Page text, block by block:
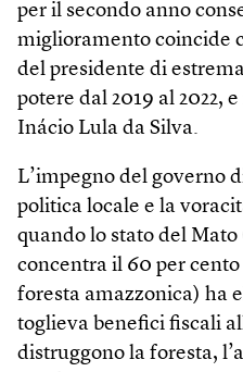
per il secondo anno
miglioramento coincide
del presidente di
potere dal 2019 al 2022,
Inácio Lula da Silva.
L’impegno del governo
politica locale e la
quando lo stato del Mato
concentra il 60 per
foresta amazzonica) ha
toglieva benefici fiscali
distruggono la foresta,